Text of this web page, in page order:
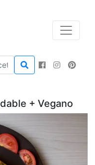
+ Vegano